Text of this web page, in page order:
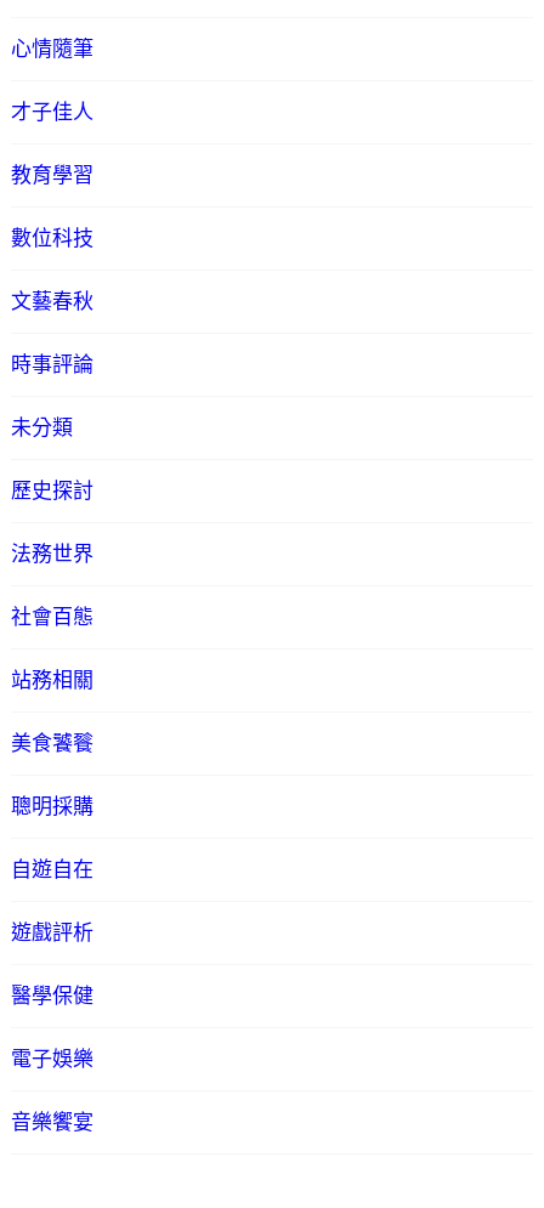
心情隨筆
才子佳人
教育學習
數位科技
文藝春秋
時事評論
未分類
歷史探討
法務世界
社會百態
站務相關
美食饕餮
聰明採購
自遊自在
遊戲評析
醫學保健
電子娛樂
音樂饗宴